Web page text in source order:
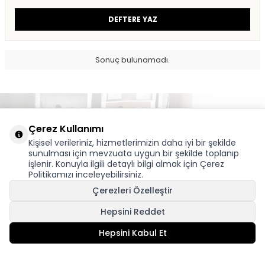
DEFTERE YAZ
Sonuç bulunamadı.
MMB
Adres & İletişim
© MMB For All 2025
Çerez Kullanımı
Kişisel verileriniz, hizmetlerimizin daha iyi bir şekilde
sunulması için mevzuata uygun bir şekilde toplanıp
işlenir. Konuyla ilgili detaylı bilgi almak için Çerez
Politikamızı inceleyebilirsiniz.
Çerezleri Özelleştir
Hepsini Reddet
Hepsini Kabul Et